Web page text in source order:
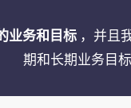
业务和目标 ，并且
期和长期业务目